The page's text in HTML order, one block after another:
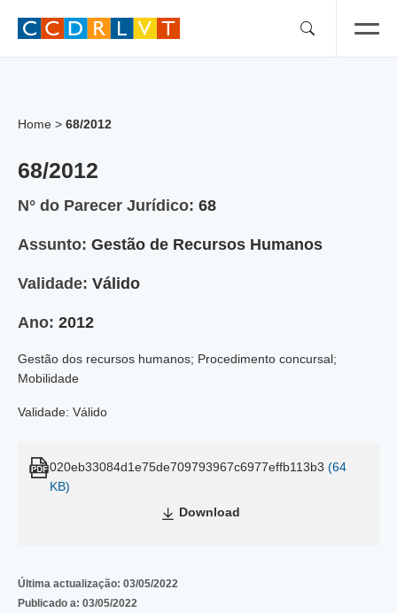
Home > 68/2012
68/2012
N° do Parecer Jurídico: 68
Assunto: Gestão de Recursos Humanos
Validade: Válido
Ano: 2012
Gestão dos recursos humanos; Procedimento concursal;
Mobilidade
Validade: Válido
020eb33084d1e75de709793967c6977effb113b3 (64
KB)
Download
Última actualização: 03/05/2022
Publicado a: 03/05/2022